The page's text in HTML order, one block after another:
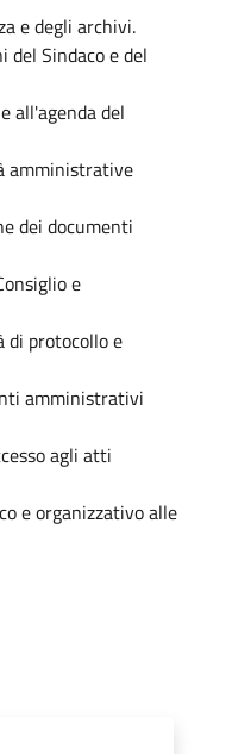
e degli archivi.
del Sindaco e del
all'agenda del
amministrative
dei documenti
e
di protocollo e
amministrativi
agli atti
e organizzativo alle